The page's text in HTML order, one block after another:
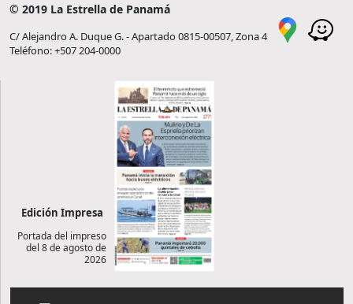
© 2019 La Estrella de Panamá
C/ Alejandro A. Duque G. - Apartado 0815-00507, Zona 4
Teléfono: +507 204-0000
Edición Impresa
Portada del impreso
del 8 de agosto de
2026